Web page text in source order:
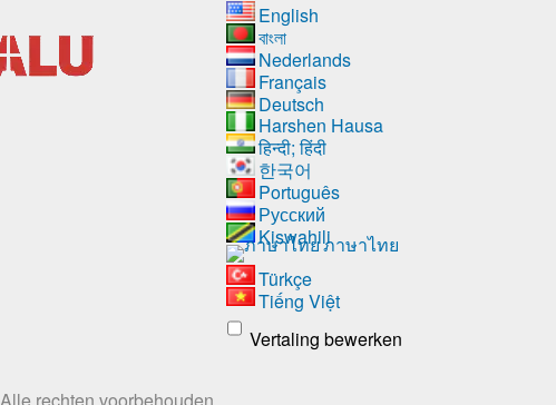
English
বাংলা
Nederlands
Français
Deutsch
Harshen Hausa
हिन्दी; हिंदी
한국어
Português
Русский
Kiswahiliภาษาไทย
Türkçe
Tiếng Việt
Vertaling bewerken